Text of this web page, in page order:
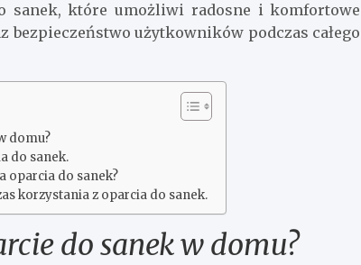
sanek, które umożliwi radosne i komfortowe
bezpieczeństwo użytkowników podczas całego
domu?
do sanek.
oparcia do sanek?
korzystania z oparcia do sanek.
do sanek w domu?